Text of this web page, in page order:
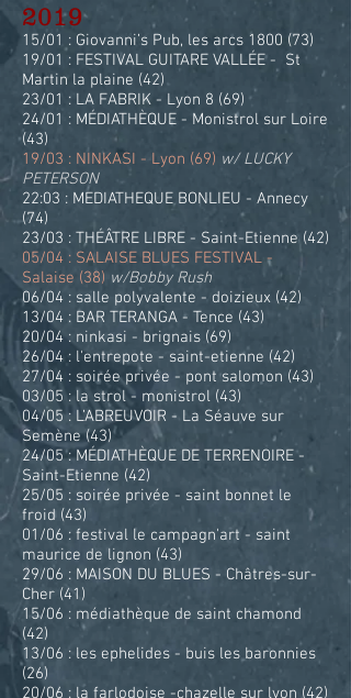
2019
15/01 : Giovanni’s Pub, les arcs 1800 (73)
19/01 : FESTIVAL GUITARE VALLÉE - St
Martin la plaine (42)
23/01 : LA FABRIK - Lyon 8 (69)
24/01 : MÉDIATHÈQUE - Monistrol sur Loire
(43)
19/03 : NINKASI - Lyon (69) w/ LUCKY
PETERSON
22:03 : MEDIATHEQUE BONLIEU - Annecy
(74)
23/03 : THÉÂTRE LIBRE - Saint-Etienne (42)
05/04 : SALAISE BLUES FESTIVAL -
Salaise (38) w/Bobby Rush
06/04 : salle polyvalente - doizieux (42)
13/04 : BAR TERANGA - Tence (43)
20/04 : ninkasi - brignais (69)
26/04 : l'entrepote - saint-etienne (42)
27/04 : soirée privée - pont salomon (43)
03/05 : la strol - monistrol (43)
04/05 : L’ABREUVOIR - La Séauve sur
Semène (43)
24/05 : MÉDIATHÈQUE DE TERRENOIRE -
Saint-Etienne (42)
25/05 : soirée privée - saint bonnet le
froid (43)
01/06 : festival le campagn'art - saint
maurice de lignon (43)
29/06 : MAISON DU BLUES - Châtres-sur-
Cher (41)
15/06 : médiathèque de saint chamond
(42)
13/06 : les ephelides - buis les baronnies
(26)
20/06 : la farlodoise -chazelle sur lyon (42)